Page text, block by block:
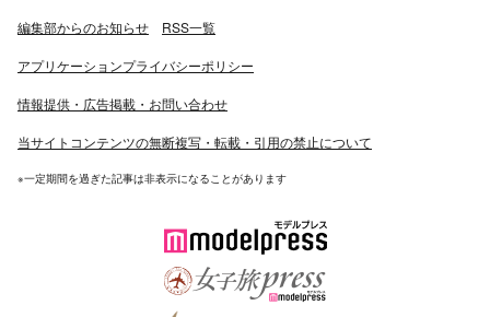
編集部からのお知らせ RSS一覧
アプリケーションプライバシーポリシー
情報提供・広告掲載・お問い合わせ
当サイトコンテンツの無断複写・転載・引用の禁止について
※一定期間を過ぎた記事は非表示になることがあります